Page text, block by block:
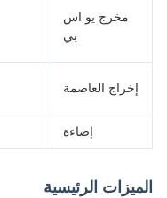
مخرج يو اس
بي
إخراج العاصمة
إضاءة
الميزات الرئيسية